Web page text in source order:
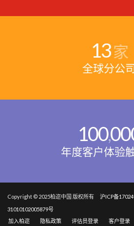
13家
全球分公
100,
年度客户体验
Copyright © 2025柏迩中国 版权所有 沪ICP备
31010102005879号
加入柏迩
隐私政策 评估员登录 客户登录